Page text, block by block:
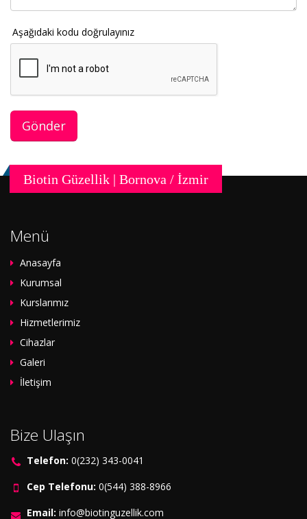
Aşağıdaki kodu doğrulayınız
Biotin Güzellik | Bornova / İzmir
Menü
Anasayfa
Kurumsal
Kurslarımız
Hizmetlerimiz
Cihazlar
Galeri
İletişim
Bize Ulaşın
Telefon: 0(232) 343-0041
Cep Telefonu: 0(544) 388-8966
Email: info@biotinguzellik.com